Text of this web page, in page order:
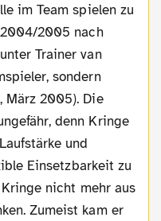
im Team spielen zu
2004/2005 nach
Trainer van
sondern
März 2005). Die
denn Kringe
und
Einsetzbarkeit zu
nicht mehr aus
Zumeist kam er